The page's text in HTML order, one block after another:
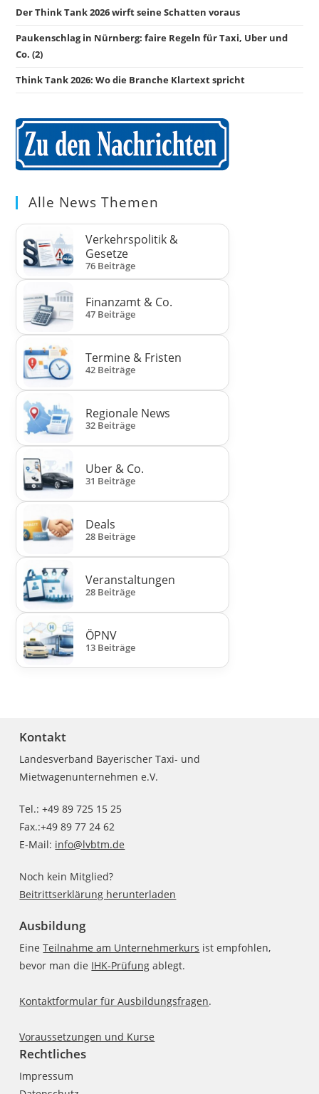
Der Think Tank 2026 wirft seine Schatten voraus
Paukenschlag in Nürnberg: faire Regeln für Taxi, Uber und
Co. (2)
Think Tank 2026: Wo die Branche Klartext spricht
Alle News Themen
Verkehrspolitik &
Gesetze
76 Beiträge
Finanzamt & Co.
47 Beiträge
Termine & Fristen
42 Beiträge
Regionale News
32 Beiträge
Uber & Co.
31 Beiträge
Deals
28 Beiträge
Veranstaltungen
28 Beiträge
ÖPNV
13 Beiträge
Kontakt
Landesverband Bayerischer Taxi- und
Mietwagenunternehmen e.V.
Tel.: +49 89 725 15 25
Fax.:+49 89 77 24 62
E-Mail: info@lvbtm.de
Noch kein Mitglied?
Beitrittserklärung herunterladen
Ausbildung
EineTeilnahme am Unternehmerkurs ist empfohlen,
bevor man die IHK-Prüfung ablegt.
Kontaktformular für Ausbildungsfragen.
Voraussetzungen und Kurse
Rechtliches
Impressum